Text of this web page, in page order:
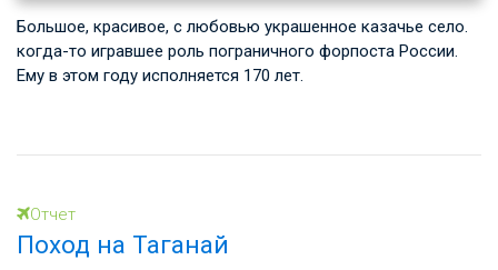
Большое, красивое, с любовью украшенное казачье село.
когда-то игравшее роль пограничного форпоста России.
Ему в этом году исполняется 170 лет.
Отчет
Поход на Таганай